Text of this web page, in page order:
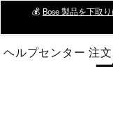
Main
💰 Bose 製品を下取
ヘルプセンター 注文